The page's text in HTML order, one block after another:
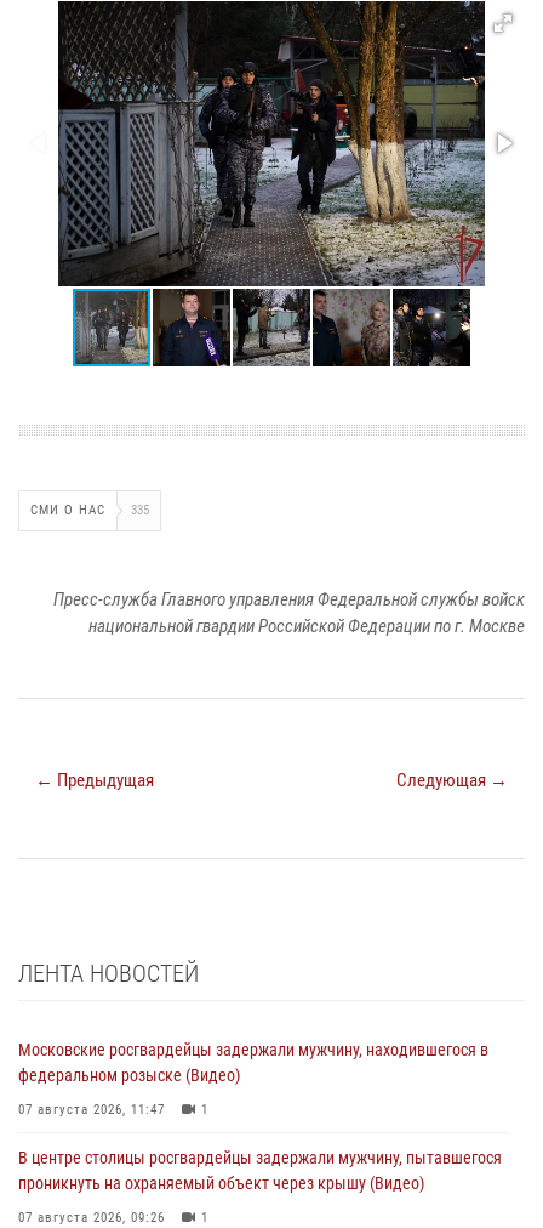
СМИ О НАС 335
Пресс-служба Главного управления Федеральной службы войск
национальной гвардии Российской Федерации по г. Москве
← Предыдущая Следующая →
ЛЕНТА НОВОСТЕЙ
Московские росгвардейцы задержали мужчину, находившегося в
федеральном розыске (Видео)
07 августа 2026, 11:47 1
В центре столицы росгвардейцы задержали мужчину, пытавшегося
проникнуть на охраняемый объект через крышу (Видео)
07 августа 2026, 09:26 1